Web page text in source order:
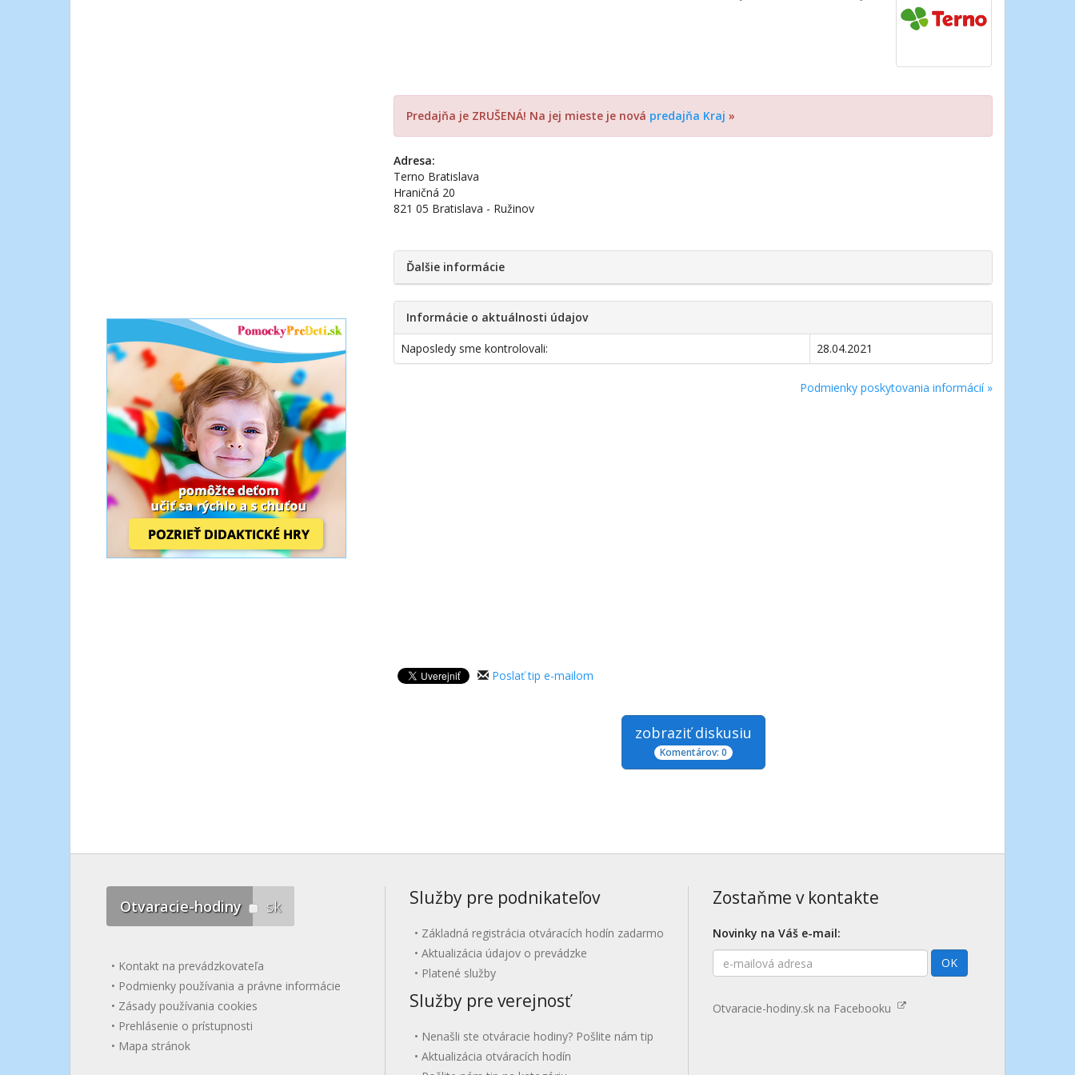
Predajňa je ZRUŠENÁ! Na jej mieste je nová predajňa Kraj »
Adresa:
Terno Bratislava
Hraničná 20
821 05 Bratislava - Ružinov
Ďalšie informácie
Informácie o aktuálnosti údajov
Naposledy sme kontrolovali: 28.04.2021
Podmienky poskytovania informácií »
Poslať tip e-mailom
zobraziť diskusiu
Komentárov: 0
Otvaracie-hodiny sk
Kontakt na prevádzkovateľa
Podmienky používania a právne informácie
Zásady používania cookies
Prehlásenie o prístupnosti
Mapa stránok
Služby pre podnikateľov
Základná registrácia otváracích hodín zadarmo
Aktualizácia údajov o prevádzke
Platené služby
Služby pre verejnosť
Nenašli ste otváracie hodiny? Pošlite nám tip
Aktualizácia otváracích hodín
Zostaňme v kontakte
Novinky na Váš e-mail:
E-
mailová
OK
Otvaracie-hodiny.sk na Facebooku